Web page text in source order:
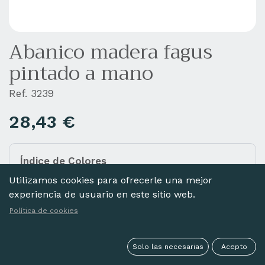
Abanico madera fagus
pintado a mano
Índice de Colores
Añada diferentes colores a la cesta haciendo clic
en las imágenes de abajo.
Ref. 3239
28,43 €
Utilizamos cookies para ofrecerle una mejor
experiencia de usuario en este sitio web.
Política de cookies
Solo las necesarias Acepto